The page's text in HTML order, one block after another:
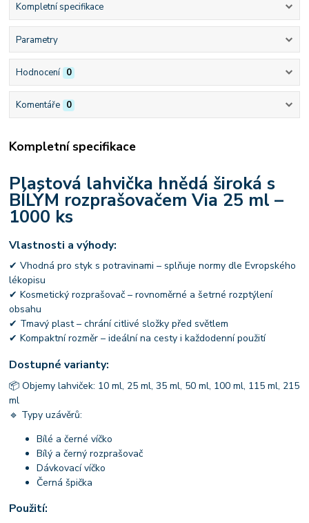
Kompletní specifikace
Parametry
Hodnocení 0
Komentáře 0
Kompletní specifikace
Plastová lahvička hnědá široká s
BÍLÝM rozprašovačem Via 25 ml –
1000 ks
Vlastnosti a výhody:
✔ Vhodná pro styk s potravinami – splňuje normy dle Evropského
lékopisu
✔ Kosmetický rozprašovač – rovnoměrné a šetrné rozptýlení
obsahu
✔ Tmavý plast – chrání citlivé složky před světlem
✔ Kompaktní rozměr – ideální na cesty i každodenní použití
Dostupné varianty:
📦 Objemy lahviček: 10 ml, 25 ml, 35 ml, 50 ml, 100 ml, 115 ml, 215
ml
🔹 Typy uzávěrů:
Bílé a černé víčko
Bílý a černý rozprašovač
Dávkovací víčko
Černá špička
Použití: